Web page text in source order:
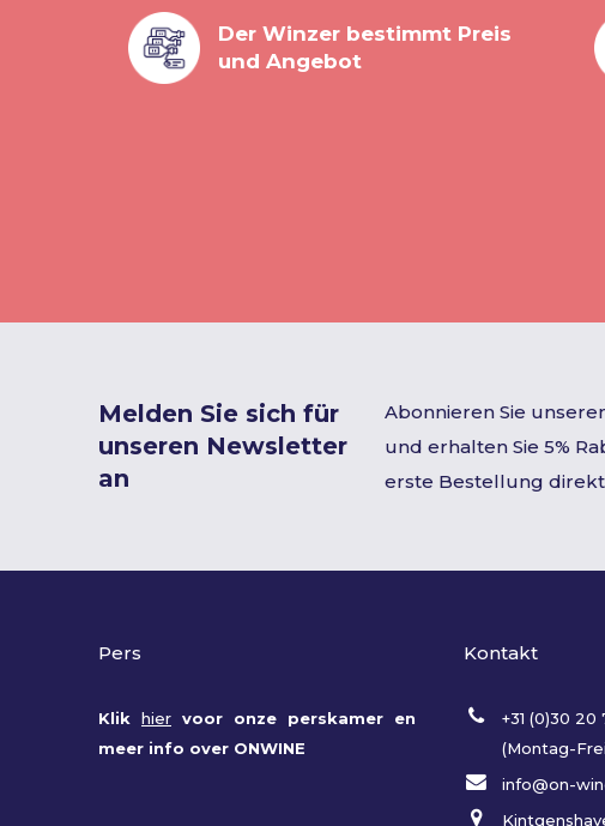
Der Winzer bestimmt Preis
und Angebot
Melden Sie sich für
unseren Newsletter
an
Abonnieren Sie
und erhalten Sie 5%
erste Bestellung
Pers
Klik hier voor onze perskamer en
meer info over ONWINE
Kontakt
+31 (0)30 20
(Montag-
info@on-